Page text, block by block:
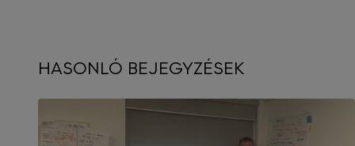
HASONLÓ BEJEGYZÉSEK